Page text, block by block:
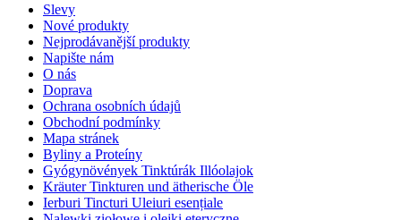
Slevy
Nové produkty
Nejprodávanější produkty
Napište nám
O nás
Doprava
Ochrana osobních údajů
Obchodní podmínky
Mapa stránek
Byliny a Proteíny
Gyógynövények Tinktúrák Illóolajok
Kräuter Tinkturen und ätherische Öle
Ierburi Tincturi Uleiuri esențiale